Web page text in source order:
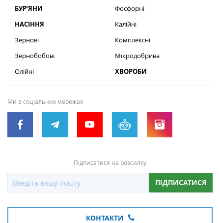
БУР’ЯНИ
НАСІННЯ
Зернові
Зернобобові
Олійні
Фосфорні
Калійні
Комплексні
Мікродобрива
ХВОРОБИ
Ми в соціальних мережах
Підписатися на розсилку
ПІДПИСАТИСЯ
КОНТАКТИ